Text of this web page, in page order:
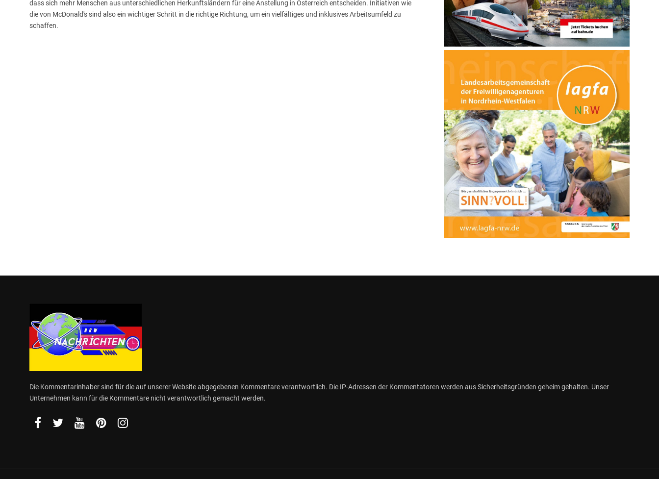
dass sich mehr Menschen aus unterschiedlichen Herkunftsländern für eine Anstellung in Österreich entscheiden. Initiativen wie
die von McDonald's sind also ein wichtiger Schritt in die richtige Richtung, um ein vielfältiges und inklusives Arbeitsumfeld zu
schaffen.
Die Kommentarinhaber sind für die auf unserer Website abgegebenen Kommentare verantwortlich. Die IP-Adressen der Kommentatoren werden aus Sicherheitsgründen geheim gehalten. Unser
Unternehmen kann für die Kommentare nicht verantwortlich gemacht werden.